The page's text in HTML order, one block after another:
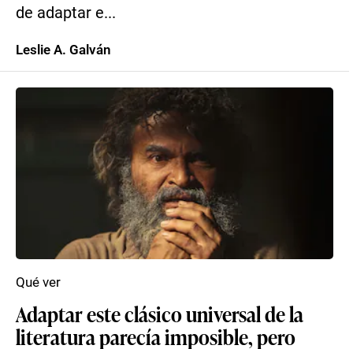
de adaptar e...
Leslie A. Galván
Adaptar este clásico universal de la
literatura parecía imposible, pero
Qué ver